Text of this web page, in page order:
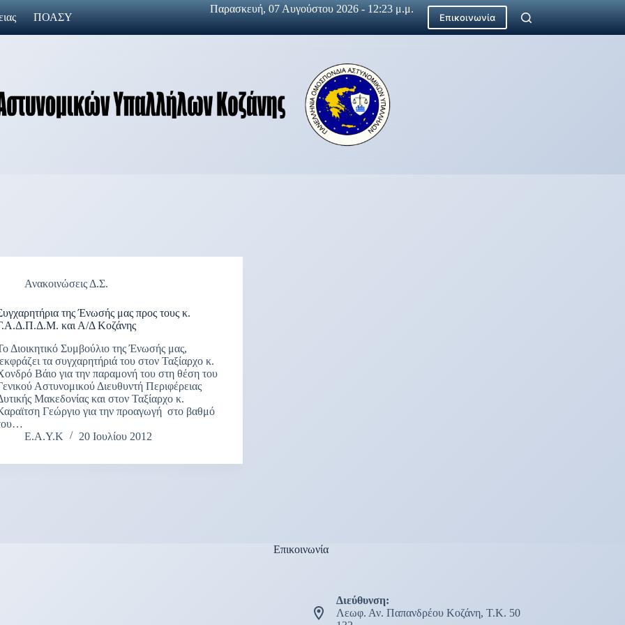
ΠΟΑΣΥ
Παρασκευή, 07 Αυγούστου 2026 - 12:23 μ.μ.
Επικοινωνία
Ανακοινώσεις Δ.Σ.
της Ένωσής μας προς τους κ.
και Α/Δ Κοζάνης
Διοικητικό Συμβούλιο της Ένωσής μας,
εκφράζει τα συγχαρητήριά του στον Ταξίαρχο κ.
Βάιο για την παραμονή του στη θέση του
Αστυνομικού Διευθυντή Περιφέρειας
Μακεδονίας και στον Ταξίαρχο κ.
Γεώργιο για την προαγωγή στο βαθμό
Ε.Α.Υ.Κ
20 Ιουλίου 2012
Επικοινωνία
Διεύθυνση:
Λεωφ. Αν. Παπανδρέου Κοζάνη, Τ.Κ. 50